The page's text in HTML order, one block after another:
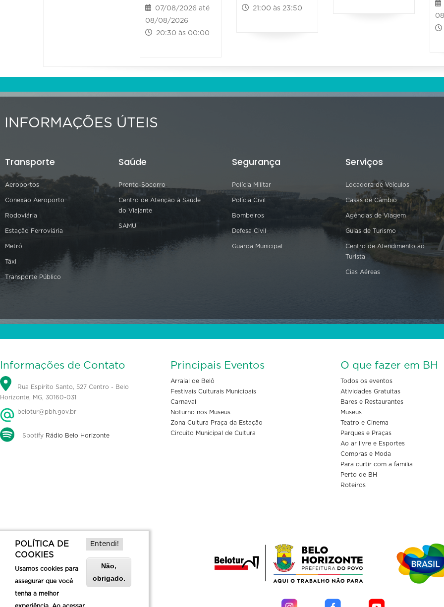
07/08/2026 até
08/08/2026
20:30 às 00:00
21:00 às 23:50
INFORMAÇÕES ÚTEIS
Transporte
Aeroportos
Conexão Aeroporto
Rodoviária
Estação Ferroviária
Metrô
Táxi
Transporte Público
Saúde
Pronto-Socorro
Centro de Atenção à Saúde
do Viajante
SAMU
Segurança
Polícia Militar
Polícia Civil
Bombeiros
Defesa Civil
Guarda Municipal
Serviços
Locadora de Veículos
Casas de Câmbio
Agências de Viagem
Guias de Turismo
Centro de Atendimento ao
Turista
Cias Aéreas
Informações de Contato
Rua Espírito Santo, 527 Centro - Belo
Horizonte, MG, 30160-031
belotur@pbh.gov.br
Spotify Rádio Belo Horizonte
Principais Eventos
Arraial de Belô
Festivais Culturais Municipais
Carnaval
Noturno nos Museus
Zona Cultura Praça da Estação
Circuito Municipal de Cultura
O que fazer em BH
Todos os eventos
Atividades Gratuitas
Bares e Restaurantes
Museus
Teatro e Cinema
Parques e Praças
Ao ar livre e Esportes
Compras e Moda
Para curtir com a familia
Perto de BH
Roteiros
POLÍTICA DE
COOKIES
Usamos cookies para
assegurar que você
tenha a melhor
Entendi!
Não,
obrigado.